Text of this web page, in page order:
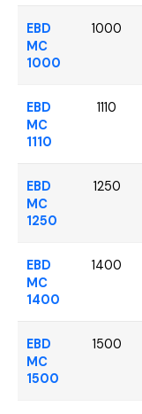
EBD
MC
1000
1000
EBD
MC
1110
1110
EBD
MC
1250
1250
EBD
MC
1400
1400
EBD
MC
1500
1500